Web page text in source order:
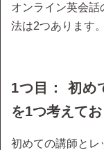
オンライン英会
法は2つあります。
1つ目： 初め
を1つ考えてお
初めての講師とレ